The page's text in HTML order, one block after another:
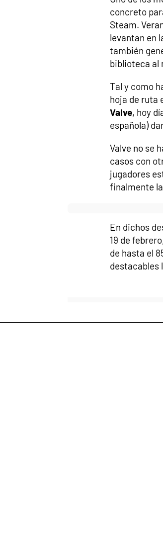
concreto
Steam.
levantan en
también
biblioteca al
Tal y como
hoja de ruta
Valve, hoy
española)
Valve no se
casos con
jugadores
finalmente
En dichos
19 de
de hasta el
destacables